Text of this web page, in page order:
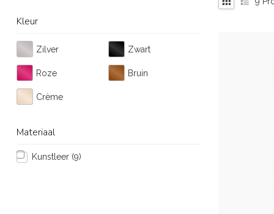
Kleur
Zilver Zwart
Roze Bruin
Crème
Materiaal
Kunstleer (9)